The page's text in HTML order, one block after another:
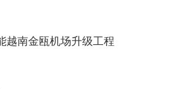
越南金瓯机场升级工程